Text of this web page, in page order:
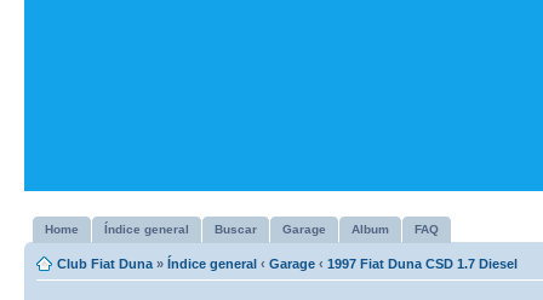
Home Índice general Buscar Garage Album FAQ
Club Fiat Duna » Índice general ‹ Garage ‹ 1997 Fiat Duna CSD 1.7 Diesel